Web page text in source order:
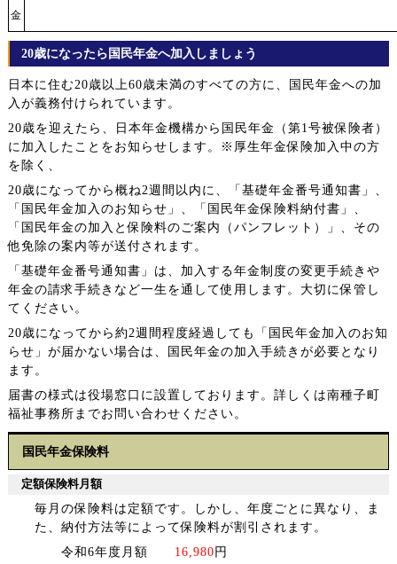
金
20歳になったら国民年金へ加入しましょう
日本に住む20歳以上60歳未満のすべての方に、国民年金への加
入が義務付けられています。
20歳を迎えたら、日本年金機構から国民年金（第1号被保険者）
に加入したことをお知らせします。※厚生年金保険加入中の方
を除く、
20歳になってから概ね2週間以内に、「基礎年金番号通知書」、
「国民年金加入のお知らせ」、「国民年金保険料納付書」、
「国民年金の加入と保険料のご案内（パンフレット）」、その
他免除の案内等が送付されます。
「基礎年金番号通知書」は、加入する年金制度の変更手続きや
年金の請求手続きなど一生を通して使用します。大切に保管し
てください。
20歳になってから約2週間程度経過しても「国民年金加入のお知
らせ」が届かない場合は、国民年金の加入手続きが必要となり
ます。
届書の様式は役場窓口に設置しております。詳しくは南種子町
福祉事務所までお問い合わせください。
国民年金保険料
定額保険料月額
毎月の保険料は定額です。しかし、年度ごとに異なり、ま
た、納付方法等によって保険料が割引されます。
令和6年度月額 16,980円